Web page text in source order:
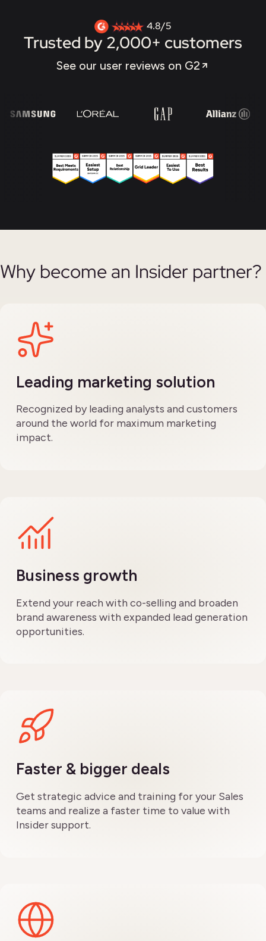
4.8/5
Trusted by 2,000+ customers
See our user reviews on G2
Why become an Insider partner?
Leading marketing solution
Recognized by leading analysts and customers
around the world for maximum marketing
impact.
Business growth
Extend your reach with co-selling and broaden
brand awareness with expanded lead generation
opportunities.
Faster & bigger deals
Get strategic advice and training for your Sales
teams and realize a faster time to value with
Insider support.